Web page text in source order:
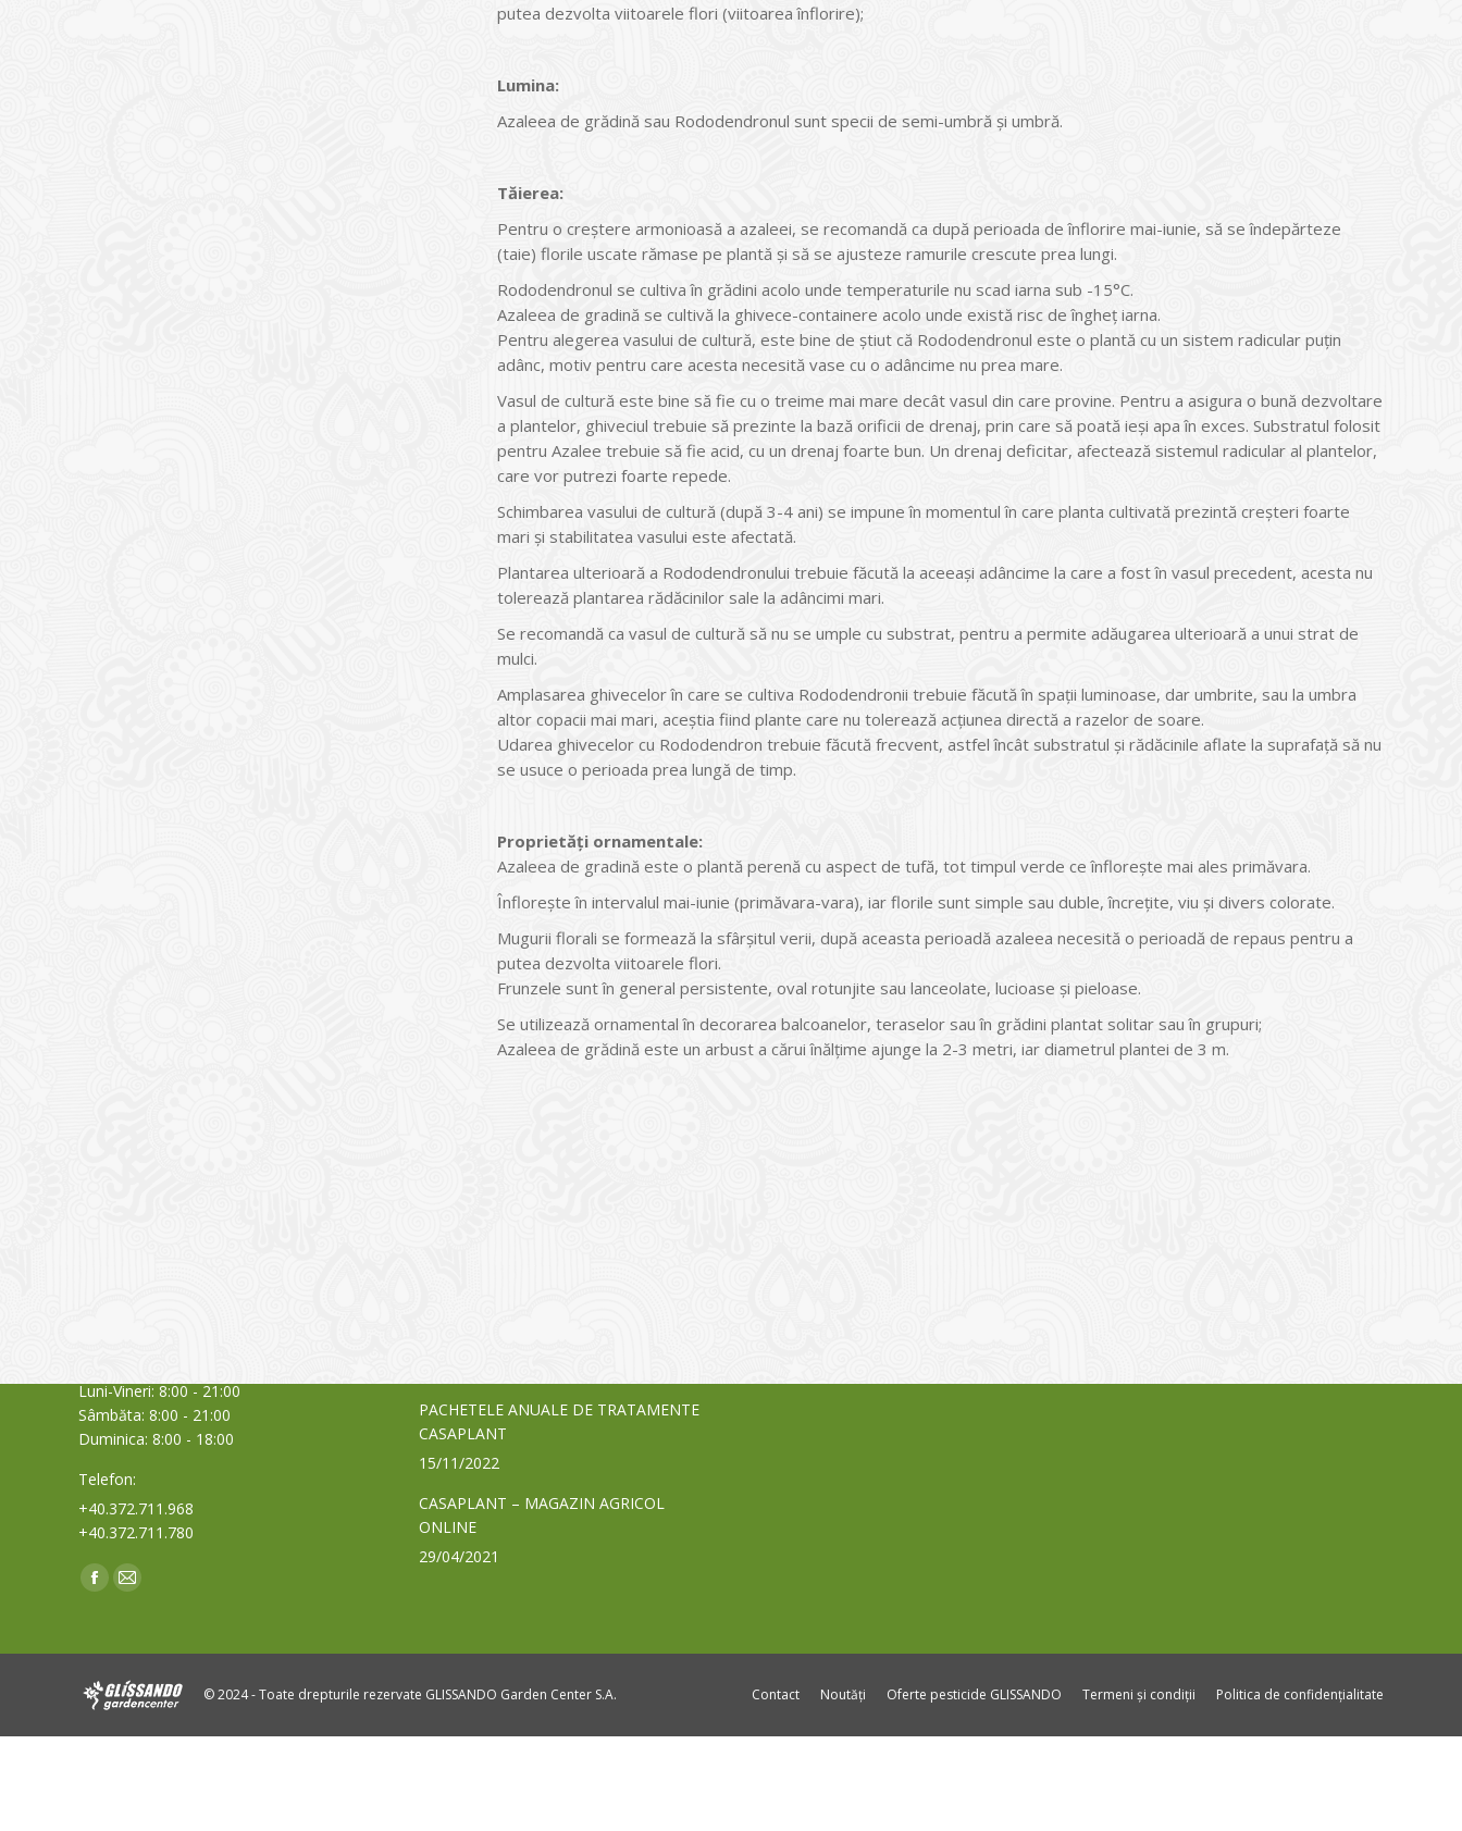
putea dezvolta viitoarele flori (viitoarea înflorire);
Lumina:
Azaleea de grădină sau Rododendronul sunt specii de semi-umbră și umbră.
Tăierea:
Pentru o creștere armonioasă a azaleei, se recomandă ca după perioada de înflorire mai-iunie, să se îndepărteze
(taie) florile uscate rămase pe plantă și să se ajusteze ramurile crescute prea lungi.
Rododendronul se cultiva în grădini acolo unde temperaturile nu scad iarna sub -15°C.
Azaleea de gradină se cultivă la ghivece-containere acolo unde există risc de îngheț iarna.
Pentru alegerea vasului de cultură, este bine de știut că Rododendronul este o plantă cu un sistem radicular puțin
adânc, motiv pentru care acesta necesită vase cu o adâncime nu prea mare.
Vasul de cultură este bine să fie cu o treime mai mare decât vasul din care provine. Pentru a asigura o bună dezvoltare
a plantelor, ghiveciul trebuie să prezinte la bază orificii de drenaj, prin care să poată ieși apa în exces. Substratul folosit
pentru Azalee trebuie să fie acid, cu un drenaj foarte bun. Un drenaj deficitar, afectează sistemul radicular al plantelor,
care vor putrezi foarte repede.
Schimbarea vasului de cultură (după 3-4 ani) se impune în momentul în care planta cultivată prezintă creșteri foarte
mari și stabilitatea vasului este afectată.
Plantarea ulterioară a Rododendronului trebuie făcută la aceeași adâncime la care a fost în vasul precedent, acesta nu
tolerează plantarea rădăcinilor sale la adâncimi mari.
Se recomandă ca vasul de cultură să nu se umple cu substrat, pentru a permite adăugarea ulterioară a unui strat de
mulci.
Amplasarea ghivecelor în care se cultiva Rododendronii trebuie făcută în spații luminoase, dar umbrite, sau la umbra
altor copacii mai mari, aceștia fiind plante care nu tolerează acțiunea directă a razelor de soare.
Udarea ghivecelor cu Rododendron trebuie făcută frecvent, astfel încât substratul și rădăcinile aflate la suprafață să nu
se usuce o perioada prea lungă de timp.
Proprietăți ornamentale:
Azaleea de gradină este o plantă perenă cu aspect de tufă, tot timpul verde ce înflorește mai ales primăvara.
Înflorește în intervalul mai-iunie (primăvara-vara), iar florile sunt simple sau duble, încrețite, viu și divers colorate.
Mugurii florali se formează la sfârșitul verii, după aceasta perioadă azaleea necesită o perioadă de repaus pentru a
putea dezvolta viitoarele flori.
Frunzele sunt în general persistente, oval rotunjite sau lanceolate, lucioase și pieloase.
Se utilizează ornamental în decorarea balcoanelor, teraselor sau în grădini plantat solitar sau în grupuri;
Azaleea de grădină este un arbust a cărui înălțime ajunge la 2-3 metri, iar diametrul plantei de 3 m.
Luni-Vineri: 8:00 - 21:00
Sâmbăta: 8:00 - 21:00
Duminica: 8:00 - 18:00
Telefon:
+40.372.711.968
+40.372.711.780
Find us on:
Facebook
new
Mail
new
PACHETELE ANUALE DE TRATAMENTE
CASAPLANT
15/11/2022
CASAPLANT – MAGAZIN AGRICOL
ONLINE
29/04/2021
© 2024 - Toate drepturile rezervate GLISSANDO Garden Center S.A. Contact Noutăți Oferte pesticide GLISSANDO Termeni și condiții Politica de confidențialitate